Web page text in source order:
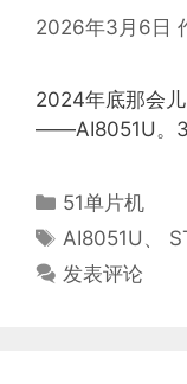
2026年3月6日
2024年底那会
——AI8051U。
分
类
51单片机
标
签
AI8051U 、
发表评论